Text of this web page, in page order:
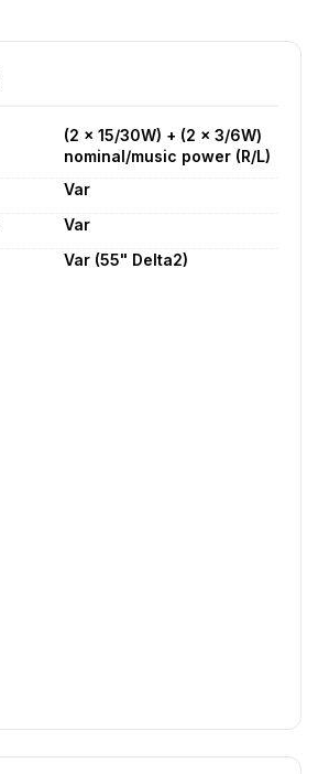
(2 x 15/30W) + (2 x 3/6W)
nominal/music power (R/L)
Var
Var
Var (55" Delta2)